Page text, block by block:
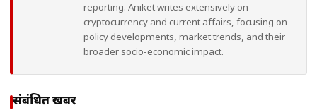
reporting. Aniket writes extensively on
cryptocurrency and current affairs, focusing on
policy developments, market trends, and their
broader socio-economic impact.
संबंधित खबरें